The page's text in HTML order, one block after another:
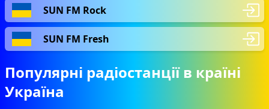
SUN FM Rock
SUN FM Fresh
Популярні радіостанції в країні
Україна